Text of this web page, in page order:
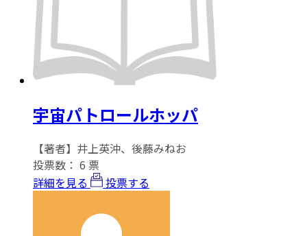
宇宙パトロールホッパ
【著者】井上英沖、後藤みねお
投票数： 6 票
詳細を見る
投票する